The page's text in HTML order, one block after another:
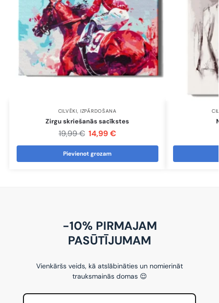
CILVĒKI,IZPĀRDOŠANA
Zirgu skriešanās sacīkstes
19,99€ 14,99€
Pievienot grozam
-10% PIRMAJAM
PASŪTĪJUMAM
Vienkāršs veids, kā atslābināties un nomierināt
trauksmainās domas 😌